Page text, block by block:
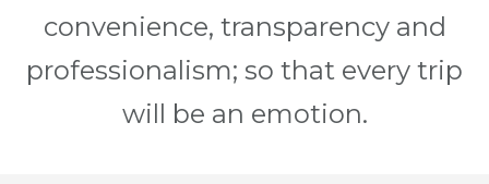
convenience, transparency and
professionalism; so that every trip
will be an emotion.